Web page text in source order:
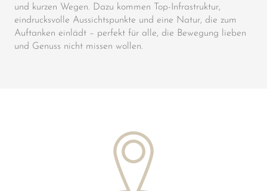
und kurzen Wegen. Dazu kommen Top-Infrastruktur,
eindrucksvolle Aussichtspunkte und eine Natur, die zum
Auftanken einlädt – perfekt für alle, die Bewegung lieben
und Genuss nicht missen wollen.